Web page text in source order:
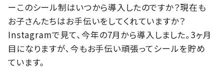
ーこのシール制はいつから導入したのですか？現在も
お子さんたちはお手伝いをしてくれていますか？
Instagramで見て、今年の7月から導入しました。3ヶ月
目になりますが、今もお手伝い頑張ってシールを貯め
ています。